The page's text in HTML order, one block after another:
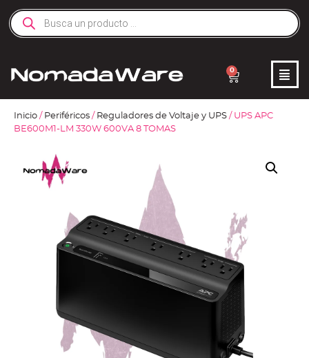
0
Inicio / Periféricos / Reguladores de Voltaje y UPS / UPS APC
BE600M1-LM 330W 600VA 8 TOMAS